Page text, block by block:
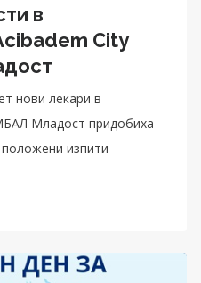
в
City
нови лекари в
Младост придобиха
изпити